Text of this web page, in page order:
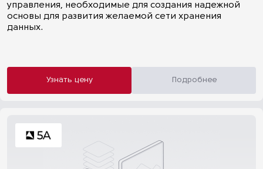
управления, необходимые для создания надежной
основы для развития желаемой сети хранения
данных.
Узнать цену Подробнее